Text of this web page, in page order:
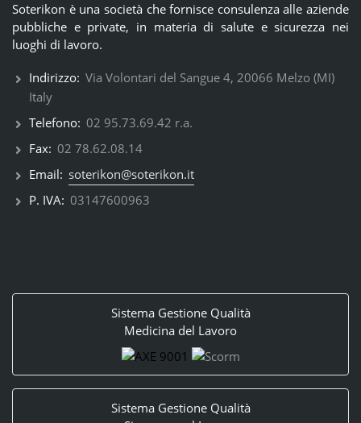
Soterikon è una società che fornisce consulenza alle aziende
pubbliche e private, in materia di salute e sicurezza nei
luoghi di lavoro.
Indirizzo: Via Volontari del Sangue 4, 20066 Melzo (MI)
Italy
Telefono: 02 95.73.69.42 r.a.
Fax: 02 78.62.08.14
Email: soterikon@soterikon.it
P. IVA: 03147600963
Sistema Gestione Qualità
Medicina del Lavoro
Sistema Gestione Qualità